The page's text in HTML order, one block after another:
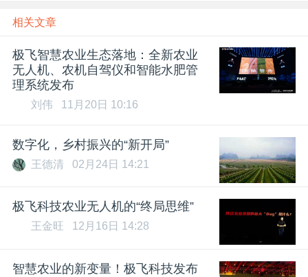
相关文章
极飞智慧农业生态落地：全新农业
无人机、农机自驾仪和智能水肥管
理系统发布
刘伟 11月20日 10:16
数字化，乡村振兴的“新开局”
王德清 02月24日 14:21
极飞科技农业无人机的“终局思维”
王金旺 12月16日 14:28
智慧农业的新变量！极飞科技发布